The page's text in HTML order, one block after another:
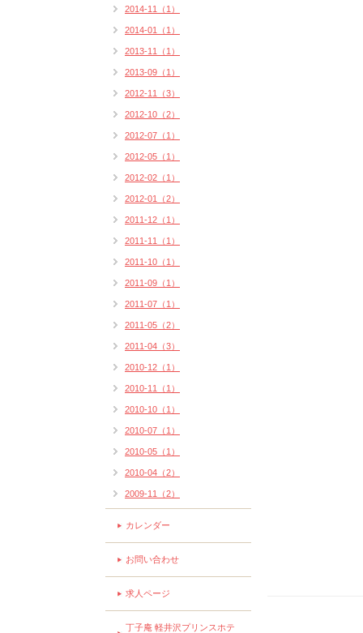
2014-11（1）
2014-01（1）
2013-11（1）
2013-09（1）
2012-11（3）
2012-10（2）
2012-07（1）
2012-05（1）
2012-02（1）
2012-01（2）
2011-12（1）
2011-11（1）
2011-10（1）
2011-09（1）
2011-07（1）
2011-05（2）
2011-04（3）
2010-12（1）
2010-11（1）
2010-10（1）
2010-07（1）
2010-05（1）
2010-04（2）
2009-11（2）
カレンダー
お問い合わせ
求人ページ
丁子庵 軽井沢プリンスホテ